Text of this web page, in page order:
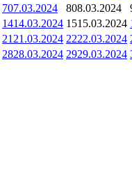
707.03.2024 808.03.2024
1414.03.2024 1515.03.2024
21 21.03.2024 2222.03.2024
2828.03.2024 2929.03.2024